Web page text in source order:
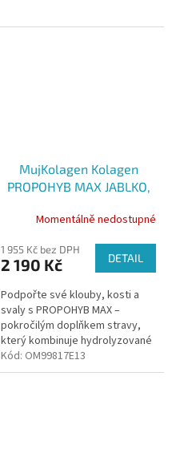
MujKolagen Kolagen
PROPOHYB MAX JABLKO,
Momentálně nedostupné
1 955 Kč bez DPH
2 190 Kč DETAIL
Podpořte své klouby, kosti a
svaly s PROPOHYB MAX –
pokročilým doplňkem stravy,
který kombinuje hydrolyzované
kolagenové peptidy,
glukosamin, chondroitin a
Kód: OM99817E13